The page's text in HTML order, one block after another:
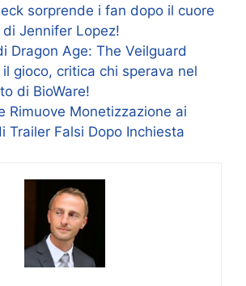
sorprende i fan dopo il cuore
Jennifer Lopez!
Dragon Age: The Veilguard
gioco, critica chi sperava nel
di BioWare!
Rimuove Monetizzazione ai
Trailer Falsi Dopo Inchiesta